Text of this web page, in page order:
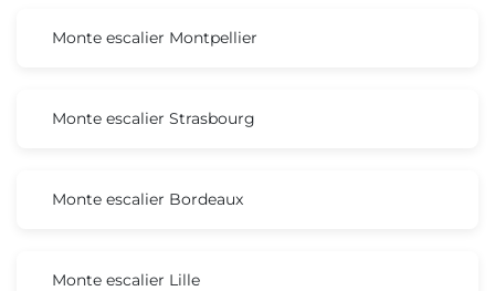
Monte escalier Montpellier
Monte escalier Strasbourg
Monte escalier Bordeaux
Monte escalier Lille